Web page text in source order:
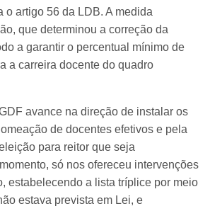
o artigo 56 da LDB. A medida
que determinou a correção da
a garantir o percentual mínimo de
a carreira docente do quadro
avance na direção de instalar os
de docentes efetivos e pela
para reitor que seja
só nos ofereceu intervenções
estabelecendo a lista tríplice por meio
estava prevista em Lei, e